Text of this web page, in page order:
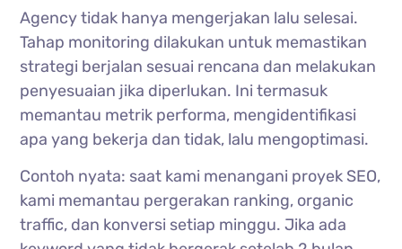
Agency tidak hanya mengerjakan lalu selesai.
Tahap monitoring dilakukan untuk memastikan
strategi berjalan sesuai rencana dan melakukan
penyesuaian jika diperlukan. Ini termasuk
memantau metrik performa, mengidentifikasi
apa yang bekerja dan tidak, lalu mengoptimasi.
Contoh nyata: saat kami menangani proyek SEO,
kami memantau pergerakan ranking, organic
traffic, dan konversi setiap minggu. Jika ada